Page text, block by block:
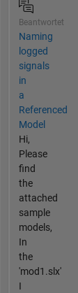
Beantwortet
Naming
logged
signals
in
a
Referenced
Model
Hi,
Please
find
the
attached
sample
models,
In
the
'mod1.slx'
I